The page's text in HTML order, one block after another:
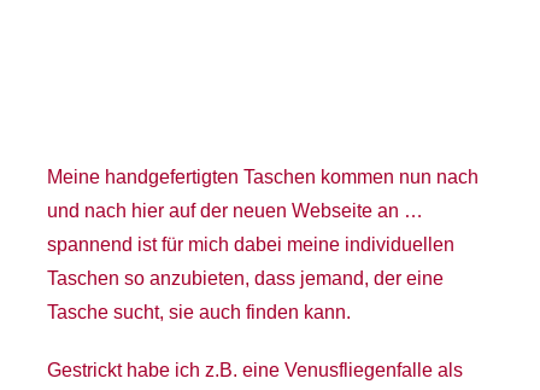
Meine handgefertigten Taschen kommen nun nach
und nach hier auf der neuen Webseite an …
spannend ist für mich dabei meine individuellen
Taschen so anzubieten, dass jemand, der eine
Tasche sucht, sie auch finden kann.
Gestrickt habe ich z.B. eine Venusfliegenfalle als